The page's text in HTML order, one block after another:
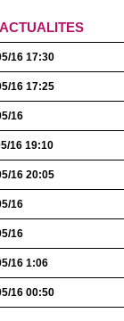
16 17:30
16 17:25
16
16 19:10
16 20:05
16
16
16 1:06
16 00:50